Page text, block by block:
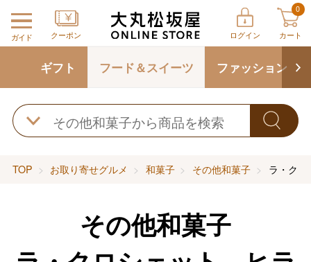
ガイド クーポン ログイン
0
カート
ギフト フード＆スイーツ ファッション
TOP お取り寄せグルメ 和菓子 その他和菓子 ラ・ク
その他和菓子